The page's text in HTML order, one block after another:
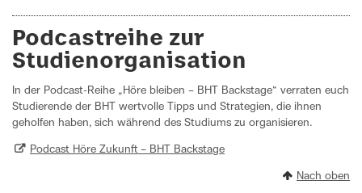
Podcastreihe zur
Studienorganisation
In der Podcast-Reihe „Höre bleiben – BHT Backstage“ verraten euch
Studierende der BHT wertvolle Tipps und Strategien, die ihnen
geholfen haben, sich während des Studiums zu organisieren.
Podcast Höre Zukunft – BHT Backstage
Nach oben